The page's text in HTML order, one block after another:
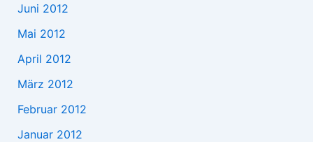
Juni 2012
Mai 2012
April 2012
März 2012
Februar 2012
Januar 2012